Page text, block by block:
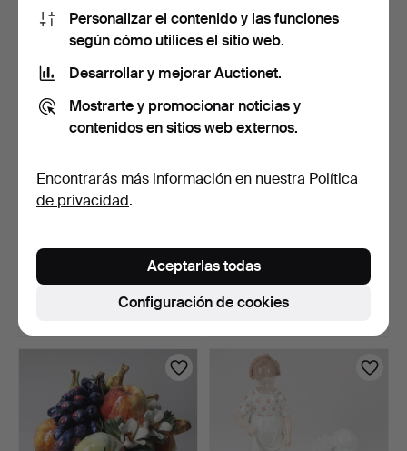
22 USD 85 USD
porcelana, Gien, Fran…
4 días
piezas, porcelana, Llad…
Estimación
Personalizar el contenido y las funciones
según cómo utilices el sitio web.
Desarrollar y mejorar Auctionet.
Mostrarte y promocionar noticias y
contenidos en sitios web externos.
Encontrarás más información en nuestra Política
de privacidad.
Configuración de cookies
Aceptarlas todas